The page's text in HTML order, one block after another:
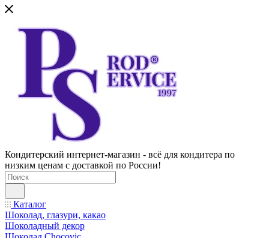
Кондитерский интернет-магазин - всё для кондитера по
низким ценам с доставкой по России!
Каталог
Шоколад, глазури, какао
Шоколадный декор